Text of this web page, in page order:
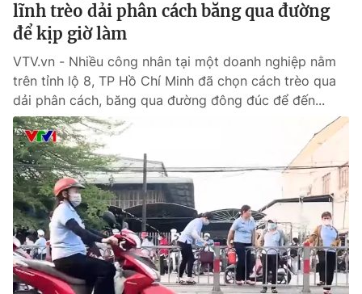
lĩnh trèo dải phân cách băng qua đường
để kịp giờ làm
VTV.vn - Nhiều công nhân tại một doanh nghiệp nằm
trên tỉnh lộ 8, TP Hồ Chí Minh đã chọn cách trèo qua
dải phân cách, băng qua đường đông đúc để đến...